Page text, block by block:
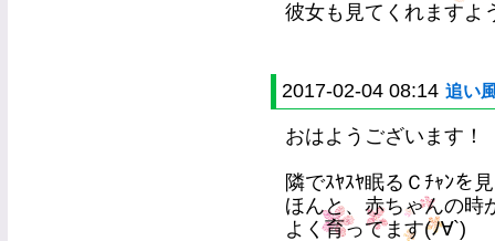
彼女も見てくれますよ
2017-02-04 08:14 追い
おはようございます！
隣でｽﾔｽﾔ眠るＣﾁｬﾝを
ほんと、赤ちゃんの時
よく育ってます(ﾉ∀`)